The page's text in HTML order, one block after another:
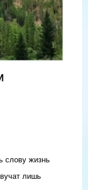
слову жизнь
лишь